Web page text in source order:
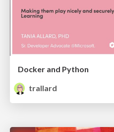
Docker and Python
trallard